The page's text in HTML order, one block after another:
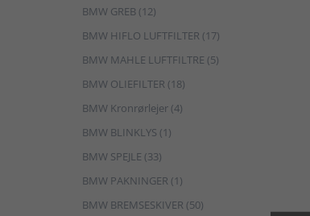
BMW GREB (12)
BMW HIFLO LUFTFILTER (17)
BMW MAHLE LUFTFILTRE (5)
BMW OLIEFILTER (18)
BMW Kronrørlejer (4)
BMW BLINKLYS (1)
BMW SPEJLE (33)
BMW PAKNINGER (1)
BMW BREMSESKIVER (50)